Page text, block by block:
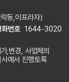
동,이프라자)
번호 1644-3020
,변경, 사업체의
에서 진행토록